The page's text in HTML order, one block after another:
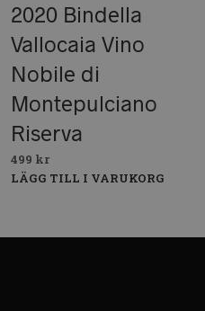
2020 Bindella
Vallocaia Vino
Nobile di
Montepulciano
Riserva
499 kr
LÄGG TILL I VARUKORG